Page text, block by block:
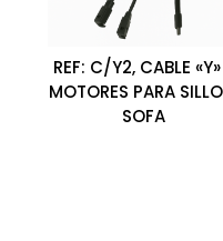
REF: C/Y2, CABLE
MOTORES PARA
SOFA